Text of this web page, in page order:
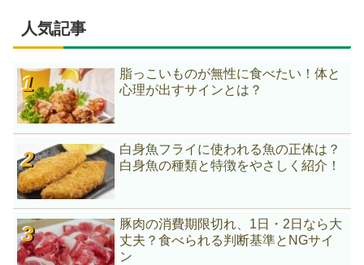
人気記事
脂っこいものが無性に食べたい！体と
心理が出すサインとは？
白身魚フライに使われる魚の正体は？
白身魚の種類と特徴をやさしく紹介！
豚肉の消費期限切れ、1日・2日なら大
丈夫？食べられる判断基準とNGサイ
ン